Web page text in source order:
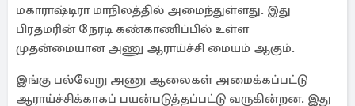
மகாராஷ்டிரா மாநிலத்தில் அமைந்துள்ளது. இது
பிரதமரின் நேரடி கண்காணிப்பில் உள்ள
முதன்மையான அணு ஆராய்ச்சி மையம் ஆகும்.
இங்கு பல்வேறு அணு ஆலைகள் அமைக்கப்பட்டு
ஆராய்ச்சிக்காகப் பயன்படுத்தப்பட்டு வருகின்றன. இது